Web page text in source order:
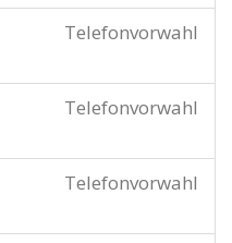
Telefonvorwahl
Telefonvorwahl
Telefonvorwahl